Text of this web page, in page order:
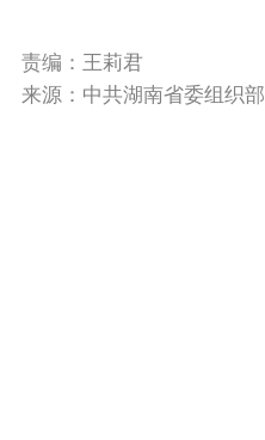
责编：王莉君
来源：中共湖南省委组织部